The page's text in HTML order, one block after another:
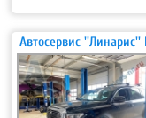
Автосервис ''Линарис''